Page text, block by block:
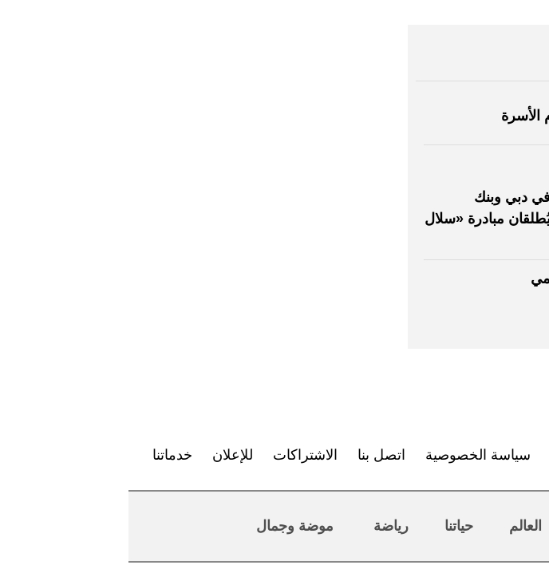
الأسرة
في دبي وبنك
مبادرة «سلال
سياسة الخصوصية اتصل بنا الاشتراكات للإعلان خدماتنا
العالم حياتنا رياضة موضة وجمال